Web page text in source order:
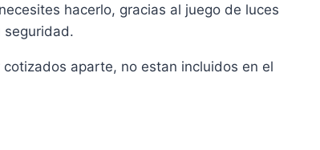
hacerlo, gracias al juego de luces
seguridad.
aparte, no estan incluidos en el